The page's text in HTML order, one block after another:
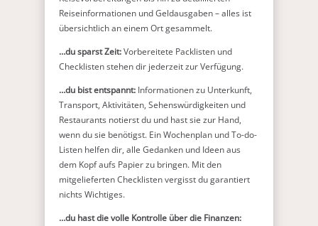
Reiseinformationen und Geldausgaben – alles ist
übersichtlich an einem Ort gesammelt.
…du sparst Zeit:Vorbereitete Packlisten und
Checklisten stehen dir jederzeit zur Verfügung.
…du bist entspannt:Informationen zu Unterkunft,
Transport, Aktivitäten, Sehenswürdigkeiten und
Restaurants notierst du und hast sie zur Hand,
wenn du sie benötigst. Ein Wochenplan und To-do-
Listen helfen dir, alle Gedanken und Ideen aus
dem Kopf aufs Papier zu bringen. Mit den
mitgelieferten Checklisten vergisst du garantiert
nichts Wichtiges.
…du hast die volle Kontrolle über die Finanzen: